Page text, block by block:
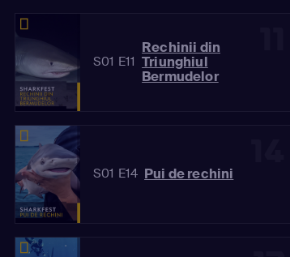
S01 E11
Rechinii din
Triunghiul
Bermudelor
S01 E14 Pui de rechini